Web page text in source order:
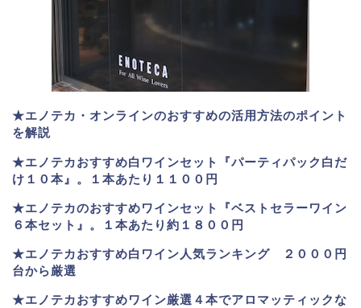
★エノテカ・オンラインのおすすめの活用方法のポイント
を解説
★エノテカおすすめ白ワインセット『パーティパック白だ
け１０本』。１本あたり１１００円
★エノテカのおすすめワインセット『ベストセラーワイン
６本セット』。
１本あたり約１８００円
★エノテカおすすめ白ワイン人気ランキング ２０００円
台から厳選
★エノテカおすすめワイン厳選４本でアロマッティックな